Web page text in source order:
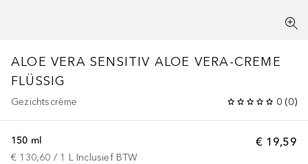
ALOE VERA SENSITIV ALOE VERA-CREME
FLÜSSIG
Gezichtscrème 0 (0)
€ 19,59
150 ml
€ 130,60 / 1 L Inclusief BTW